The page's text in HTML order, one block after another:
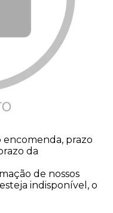
prazo
da
de nossos
indisponível, o